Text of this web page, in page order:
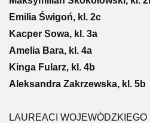
Emilia Świgoń, kl. 2c
Kacper Sowa, kl. 3a
Amelia Bara, kl. 4a
Kinga Fularz, kl. 4b
Aleksandra Zakrzewska, kl. 5b
LAUREACI